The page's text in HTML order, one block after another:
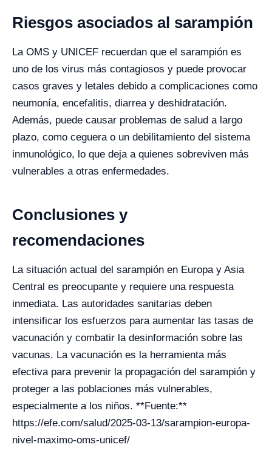
Riesgos asociados al sarampión
La OMS y UNICEF recuerdan que el sarampión es
uno de los virus más contagiosos y puede provocar
casos graves y letales debido a complicaciones como
neumonía, encefalitis, diarrea y deshidratación.
Además, puede causar problemas de salud a largo
plazo, como ceguera o un debilitamiento del sistema
inmunológico, lo que deja a quienes sobreviven más
vulnerables a otras enfermedades.
Conclusiones y
recomendaciones
La situación actual del sarampión en Europa y Asia
Central es preocupante y requiere una respuesta
inmediata. Las autoridades sanitarias deben
intensificar los esfuerzos para aumentar las tasas de
vacunación y combatir la desinformación sobre las
vacunas. La vacunación es la herramienta más
efectiva para prevenir la propagación del sarampión y
proteger a las poblaciones más vulnerables,
especialmente a los niños. **Fuente:**
https://efe.com/salud/2025-03-13/sarampion-europa-
nivel-maximo-oms-unicef/